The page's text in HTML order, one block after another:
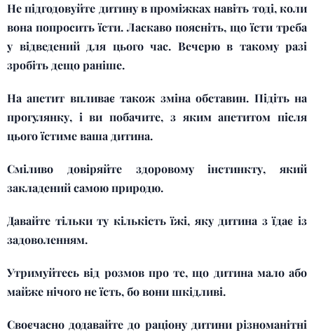
Не підгодовуйте дитину в проміжках навіть тоді, коли
вона попросить їсти. Ласкаво поясніть, що їсти треба
у відведений для цього час. Вечерю в такому разі
зробіть дещо раніше.
На апетит впливає також зміна обставин. Підіть на
прогулянку, і ви побачите, з яким апетитом після
цього їстиме ваша дитина.
Сміливо довіряйте здоровому інстинкту, який
закладений самою природю.
Давайте тільки ту кількість їжі, яку дитина з їдає із
задоволенням.
Утримуйтесь від розмов про те, що дитина мало або
майже нічого не їсть, бо вони шкідливі.
Своєчасно додавайте до раціону дитини різноманітні